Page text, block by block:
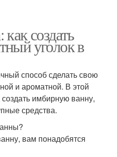
создать
уголок в
способ сделать свою
и ароматной. В этой
имбирную ванну,
средства.
вам понадобятся